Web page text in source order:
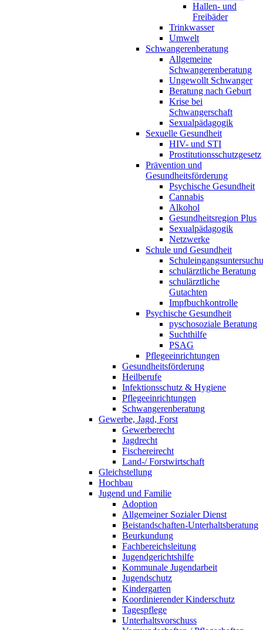
Hallen- und
Freibäder
Trinkwasser
Umwelt
Schwangerenberatung
Allgemeine
Schwangerenberatung
Ungewollt Schwanger
Beratung nach Geburt
Krise bei
Schwangerschaft
Sexualpädagogik
Sexuelle Gesundheit
HIV- und STI
Prostitutionsschutzgesetz
Prävention und
Gesundheitsförderung
Psychische Gesundheit
Cannabis
Alkohol
Gesundheitsregion Plus
Sexualpädagogik
Netzwerke
Schule und Gesundheit
schulärztliche Beratung
schulärztliche
Gutachten
Impfbuchkontrolle
Psychische Gesundheit
pyschosoziale Beratung
Suchthilfe
PSAG
Pflegeeinrichtungen
Gesundheitsförderung
Heilberufe
Infektionsschutz & Hygiene
Pflegeeinrichtungen
Schwangerenberatung
Gewerbe, Jagd, Forst
Gewerberecht
Jagdrecht
Fischereirecht
Land-/ Forstwirtschaft
Gleichstellung
Hochbau
Jugend und Familie
Adoption
Allgemeiner Sozialer Dienst
Beistandschaften-Unterhaltsberatung
Beurkundung
Fachbereichsleitung
Jugendgerichtshilfe
Kommunale Jugendarbeit
Jugendschutz
Kindergarten
Koordinierender Kinderschutz
Tagespflege
Unterhaltsvorschuss